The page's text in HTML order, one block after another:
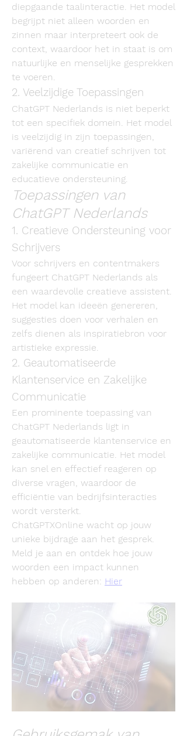
diepgaande taalinteractie. Het model
begrijpt niet alleen woorden en
zinnen maar interpreteert ook de
context, waardoor het in staat is om
natuurlijke en menselijke gesprekken
te voeren.
2. Veelzijdige Toepassingen
ChatGPT Nederlands is niet beperkt
tot een specifiek domein. Het model
is veelzijdig in zijn toepassingen,
variërend van creatief schrijven tot
zakelijke communicatie en
educatieve ondersteuning.
Toepassingen van
ChatGPT Nederlands
1. Creatieve Ondersteuning voor
Schrijvers
Voor schrijvers en contentmakers
fungeert ChatGPT Nederlands als
een waardevolle creatieve assistent.
Het model kan ideeën genereren,
suggesties doen voor verhalen en
zelfs dienen als inspiratiebron voor
artistieke expressie.
2. Geautomatiseerde
Klantenservice en Zakelijke
Communicatie
Een prominente toepassing van
ChatGPT Nederlands ligt in
geautomatiseerde klantenservice en
zakelijke communicatie. Het model
kan snel en effectief reageren op
diverse vragen, waardoor de
efficiëntie van bedrijfsinteracties
wordt versterkt.
ChatGPTXOnline wacht op jouw
unieke bijdrage aan het gesprek.
Meld je aan en ontdek hoe jouw
woorden een impact kunnen
hebben op anderen: Hier